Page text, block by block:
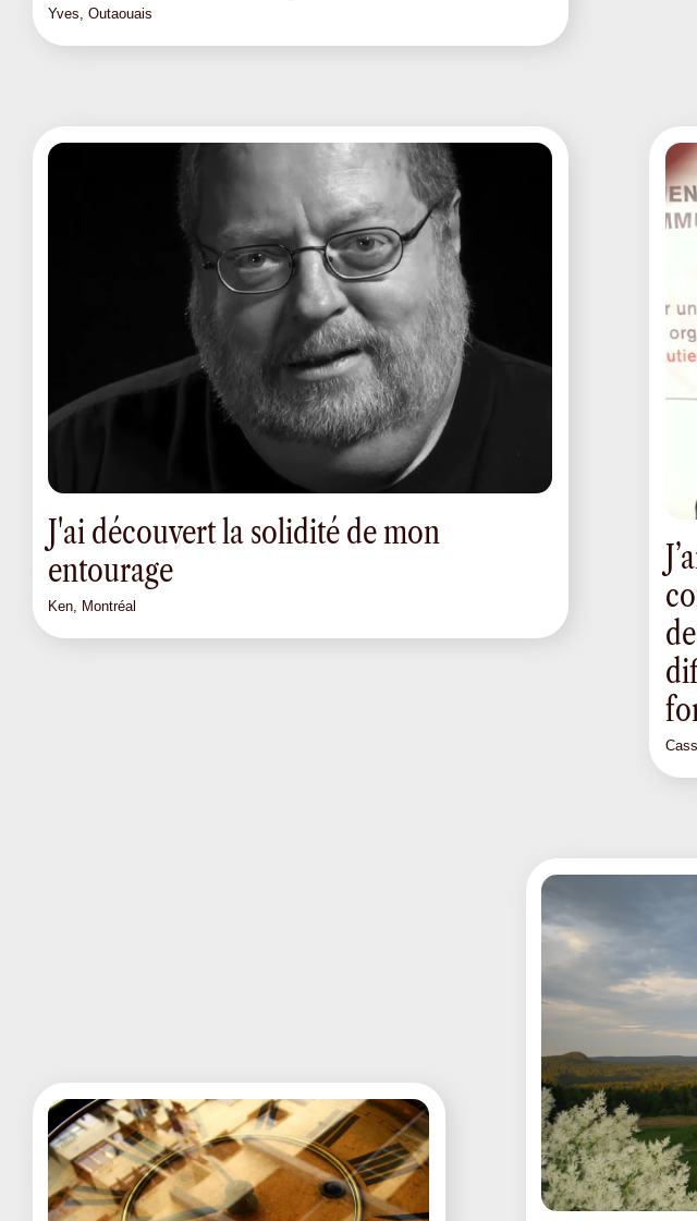
Yves, Outaouais
J'ai découvert la solidité de mon
entourage
Ken, Montréal